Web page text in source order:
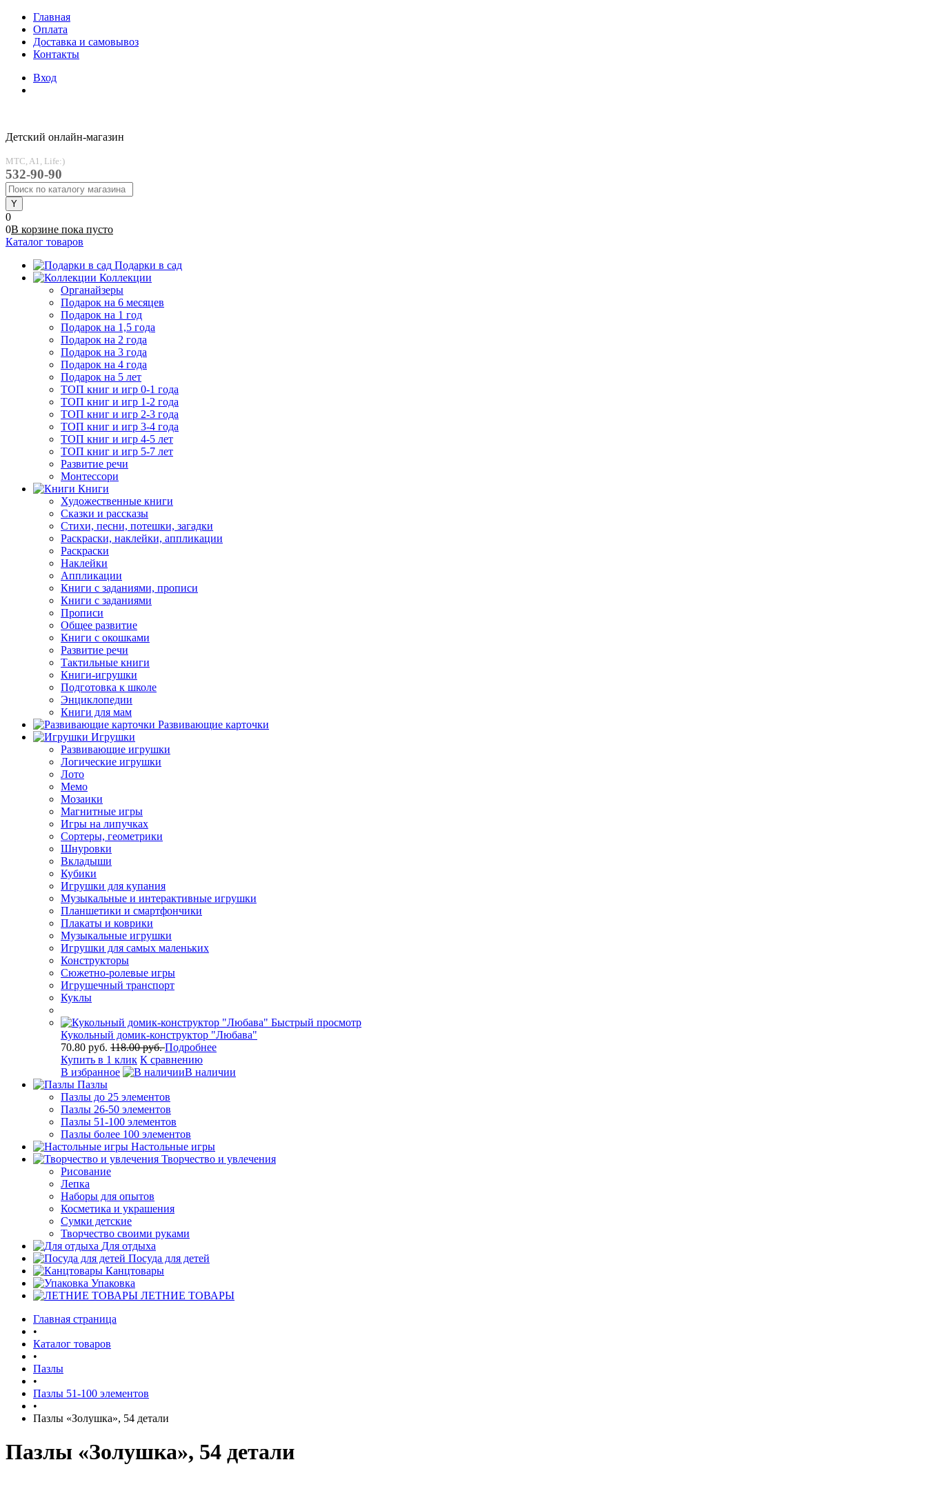
Главная
Оплата
Доставка и самовывоз
Контакты
Вход
Детский онлайн-магазин
MTC, A1, Life:)
532-90-90
0
0В корзине пока пусто
Каталог товаров
Подарки в сад
Коллекции
Органайзеры
Подарок на 6 месяцев
Подарок на 1 год
Подарок на 1,5 года
Подарок на 2 года
Подарок на 3 года
Подарок на 4 года
Подарок на 5 лет
ТОП книг и игр 0-1 года
ТОП книг и игр 1-2 года
ТОП книг и игр 2-3 года
ТОП книг и игр 3-4 года
ТОП книг и игр 4-5 лет
ТОП книг и игр 5-7 лет
Развитие речи
Монтессори
Книги
Художественные книги
Сказки и рассказы
Стихи, песни, потешки, загадки
Раскраски, наклейки, аппликации
Раскраски
Наклейки
Аппликации
Книги с заданиями, прописи
Книги с заданиями
Прописи
Общее развитие
Книги с окошками
Развитие речи
Тактильные книги
Книги-игрушки
Подготовка к школе
Энциклопедии
Книги для мам
Развивающие карточки
Игрушки
Развивающие игрушки
Логические игрушки
Лото
Мемо
Мозаики
Магнитные игры
Игры на липучках
Сортеры, геометрики
Шнуровки
Вкладыши
Кубики
Игрушки для купания
Музыкальные и интерактивные игрушки
Планшетики и смартфончики
Плакаты и коврики
Музыкальные игрушки
Игрушки для самых маленьких
Конструкторы
Сюжетно-ролевые игры
Игрушечный транспорт
Куклы
Быстрый просмотр
Кукольный домик-конструктор "Любава"
70.80 руб. 118.00 руб.Подробнее
Купить в 1 клик К сравнению
В избранное
В наличии
Пазлы
Пазлы до 25 элементов
Пазлы 26-50 элементов
Пазлы 51-100 элементов
Пазлы более 100 элементов
Настольные игры
Творчество и увлечения
Рисование
Лепка
Наборы для опытов
Косметика и украшения
Сумки детские
Творчество своими руками
Для отдыха
Посуда для детей
Канцтовары
Упаковка
ЛЕТНИЕ ТОВАРЫ
Главная страница
•
Каталог товаров
•
Пазлы
•
Пазлы 51-100 элементов
•
Пазлы «Золушка», 54 детали
Пазлы «Золушка», 54 детали